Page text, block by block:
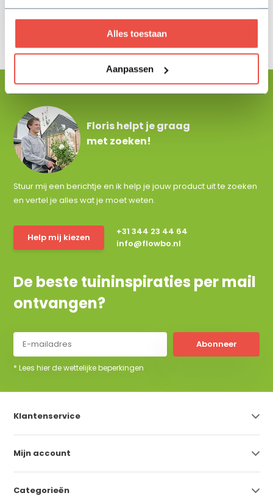
Alles toestaan
Aanpassen
Draadspanner
Floris helpt je graag
met zoeken!
Stuur mij een berichtje en ik help je jouw product uit te zoeken
en vertel je alles wat je moet weten.
Help mij kiezen
+31 344 23 44 64
info@flowbo.nl
De beste tuininspiraties per mail
ontvangen?
Abonneer
* Lees hier de wettelijke beperkingen
Klantenservice
Mijn account
Categorieën